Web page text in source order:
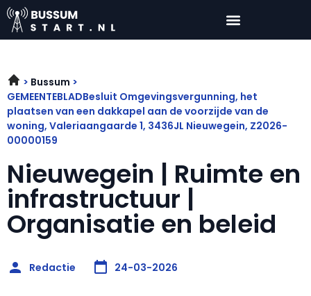
Bussum
GEMEENTEBLADBesluit Omgevingsvergunning, het
plaatsen van een dakkapel aan de voorzijde van de
woning, Valeriaangaarde 1, 3436JL Nieuwegein, Z2026-
00000159
Nieuwegein | Ruimte en
infrastructuur |
Organisatie en beleid
Redactie 24-03-2026